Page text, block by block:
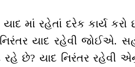
યાદ માં રહેતાં દરેક કાર્ય
યાદ રહેવી જોઈએ.
રહે છે? યાદ નિરંતર